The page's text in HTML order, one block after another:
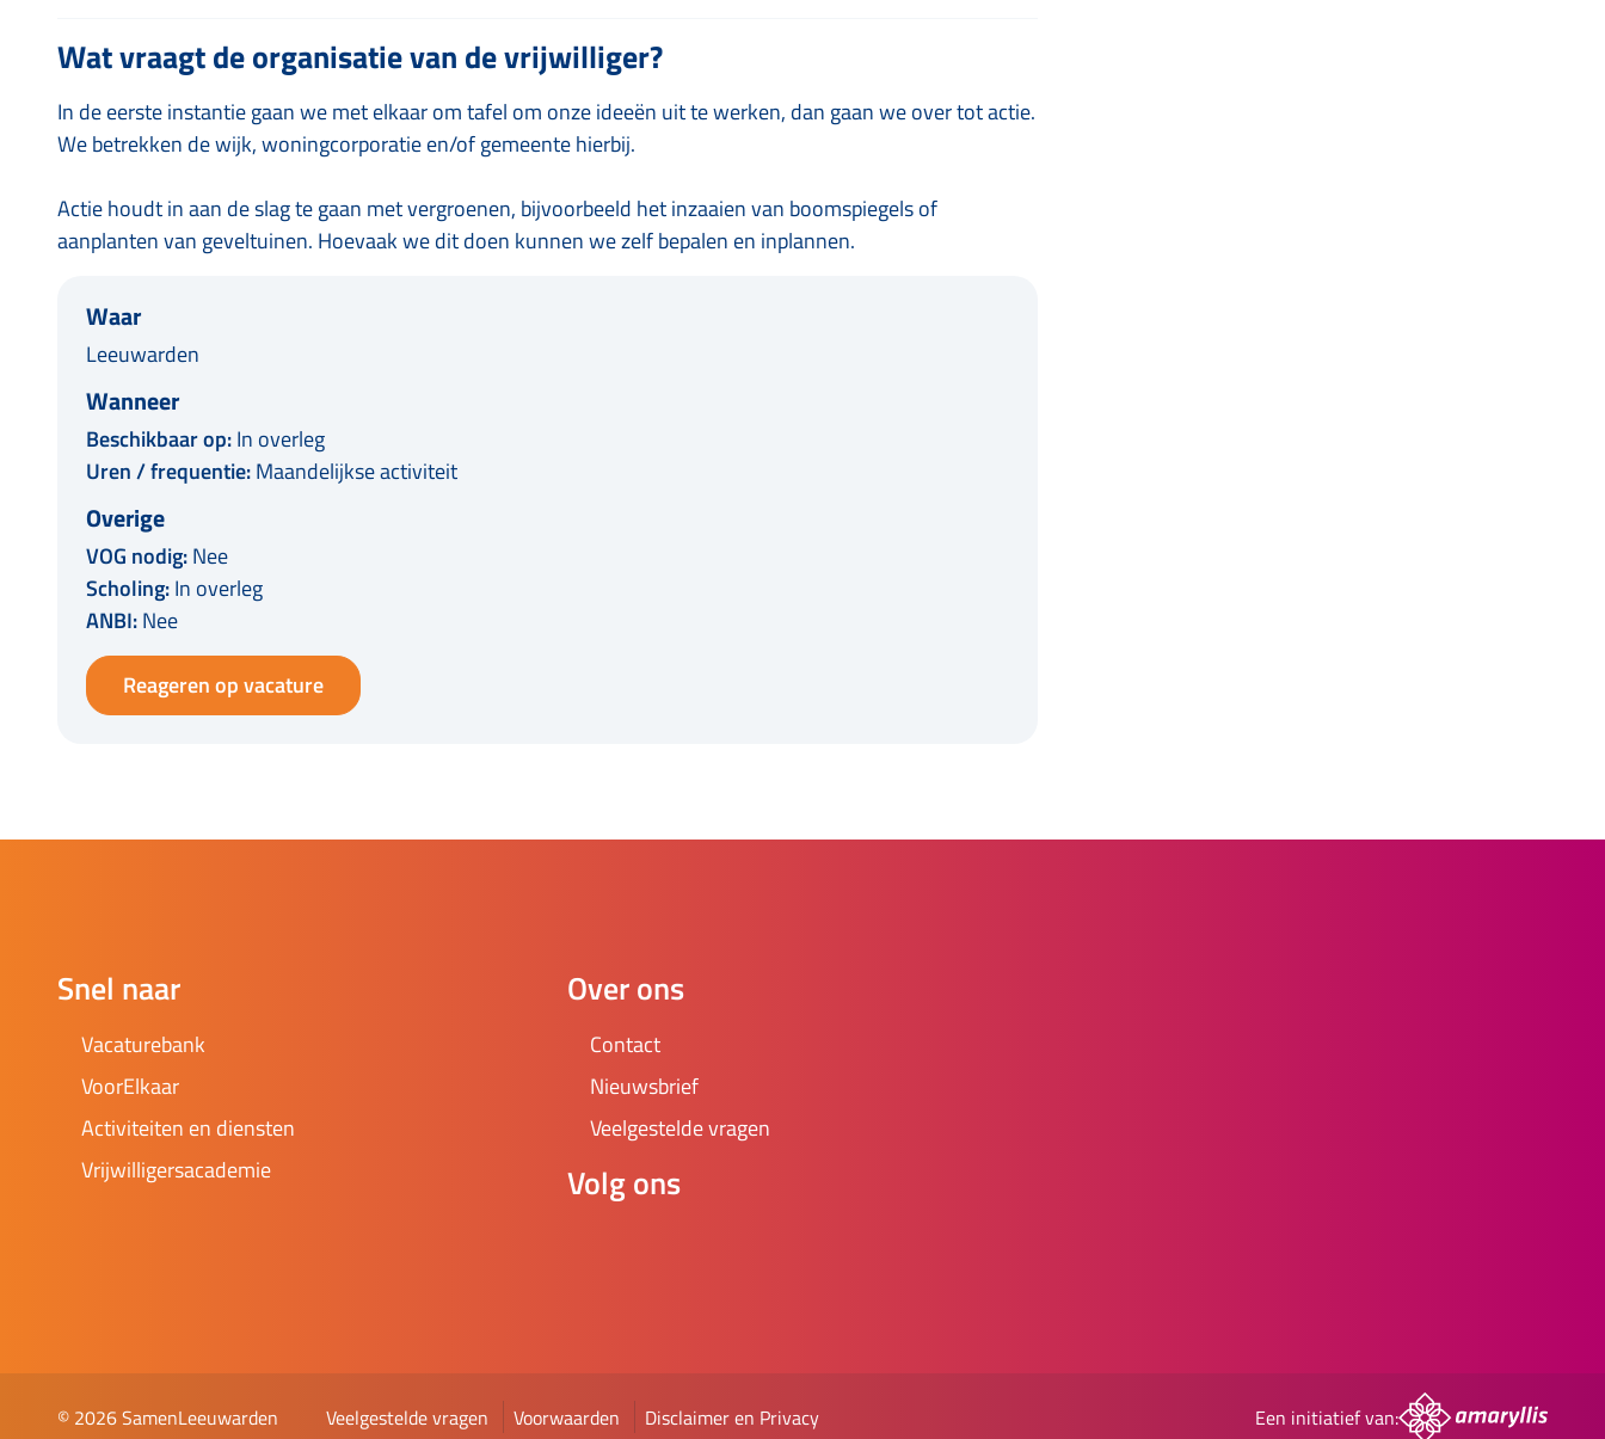
Wat vraagt de organisatie van de vrijwilliger?
In de eerste instantie gaan we met elkaar om tafel om onze ideeën uit te werken, dan gaan we over tot actie.
We betrekken de wijk, woningcorporatie en/of gemeente hierbij.
Actie houdt in aan de slag te gaan met vergroenen, bijvoorbeeld het inzaaien van boomspiegels of
aanplanten van geveltuinen. Hoevaak we dit doen kunnen we zelf bepalen en inplannen.
Waar
Leeuwarden
Wanneer
Beschikbaar op:In overleg
Uren / frequentie:Maandelijkse activiteit
Overige
VOG nodig:Nee
Scholing:In overleg
ANBI:Nee
Reageren op vacature
Snel naar
Vacaturebank
VoorElkaar
Activiteiten en diensten
Vrijwilligersacademie
Over ons
Contact
Nieuwsbrief
Veelgestelde vragen
Volg ons
© 2026 SamenLeeuwarden Veelgestelde vragen Voorwaarden Disclaimer en Privacy Een initiatief van: